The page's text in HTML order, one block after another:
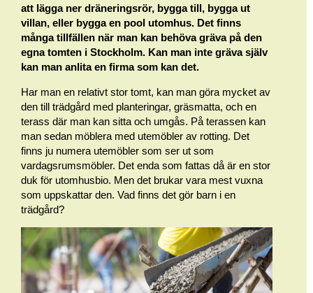
att lägga ner dräneringsrör, bygga till, bygga ut
villan, eller bygga en pool utomhus. Det finns
många tillfällen när man kan behöva gräva på den
egna tomten i Stockholm. Kan man inte gräva själv
kan man anlita en firma som kan det.
Har man en relativt stor tomt, kan man göra mycket av
den till trädgård med planteringar, gräsmatta, och en
terass där man kan sitta och umgås. På terassen kan
man sedan möblera med utemöbler av rotting. Det
finns ju numera utemöbler som ser ut som
vardagsrumsmöbler. Det enda som fattas då är en stor
duk för utomhusbio. Men det brukar vara mest vuxna
som uppskattar den. Vad finns det gör barn i en
trädgård?